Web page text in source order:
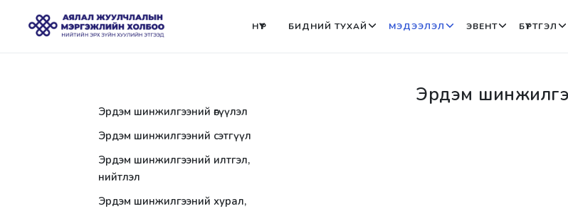
НҮҮР БИДНИЙ ТУХАЙ МЭДЭЭЛЭЛ ЭВЕНТ БҮРТГЭЛ
Эрдэм шинжилгээний өгүүлэл
Эрдэм шинжилгээний сэтгүүл
Эрдэм шинжилгээний илтгэл,
нийтлэл
Эрдэм шинжилгээний хурал,
Эрдэм